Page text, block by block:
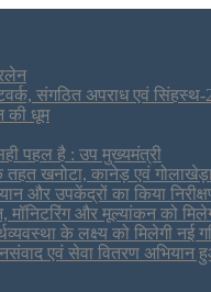
संगठित अपराध एवं
की धूम
पहल है : उप मुख्यमंत्री
तहत खनोटा, कानेड़ एवं
और उपकेंद्रों का किया
मॉनिटरिंग और मूल्यांकन को
के लक्ष्य को मिलेगी नई
एवं सेवा वितरण अभियान